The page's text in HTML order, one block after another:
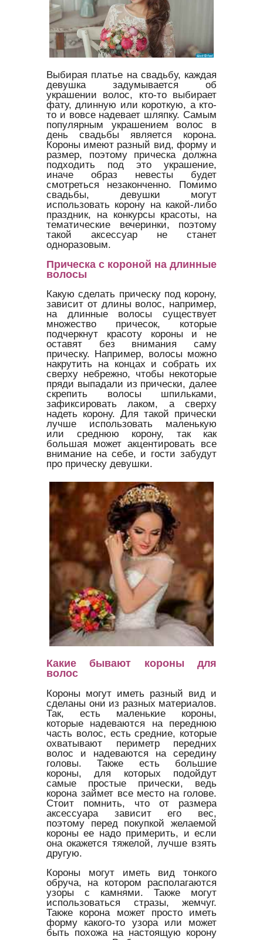
Выбирая платье на свадьбу, каждая
девушка задумывается об
украшении волос, кто-то выбирает
фату, длинную или короткую, а кто-
то и вовсе надевает шляпку. Самым
популярным украшением волос в
день свадьбы является корона.
Короны имеют разный вид, форму и
размер, поэтому прическа должна
подходить под это украшение,
иначе образ невесты будет
смотреться незаконченно. Помимо
свадьбы, девушки могут
использовать корону на какой-либо
праздник, на конкурсы красоты, на
тематические вечеринки, поэтому
такой аксессуар не станет
одноразовым.
Прическа с короной на длинные
волосы
Какую сделать прическу под корону,
зависит от длины волос, например,
на длинные волосы существует
множество причесок, которые
подчеркнут красоту короны и не
оставят без внимания саму
прическу. Например, волосы можно
накрутить на концах и собрать их
сверху небрежно, чтобы некоторые
пряди выпадали из прически, далее
скрепить волосы шпильками,
зафиксировать лаком, а сверху
надеть корону. Для такой прически
лучше использовать маленькую
или среднюю корону, так как
большая может акцентировать все
внимание на себе, и гости забудут
про прическу девушки.
Какие бывают короны для
волос
Короны могут иметь разный вид и
сделаны они из разных материалов.
Так, есть маленькие короны,
которые надеваются на переднюю
часть волос, есть средние, которые
охватывают периметр передних
волос и надеваются на середину
головы. Также есть большие
короны, для которых подойдут
самые простые прически, ведь
корона займет все место на голове.
Стоит помнить, что от размера
аксессуара зависит его вес,
поэтому перед покупкой желаемой
короны ее надо примерить, и если
она окажется тяжелой, лучше взять
другую.
Короны могут иметь вид тонкого
обруча, на котором располагаются
узоры с камнями. Также могут
использоваться стразы, жемчуг.
Также корона может просто иметь
форму какого-то узора или может
быть похожа на настоящую корону